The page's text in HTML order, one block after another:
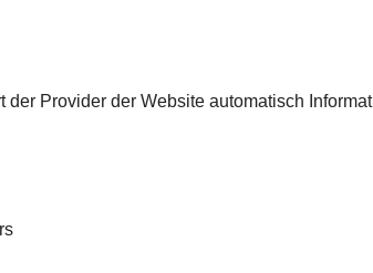
der Provider der Website automatisch